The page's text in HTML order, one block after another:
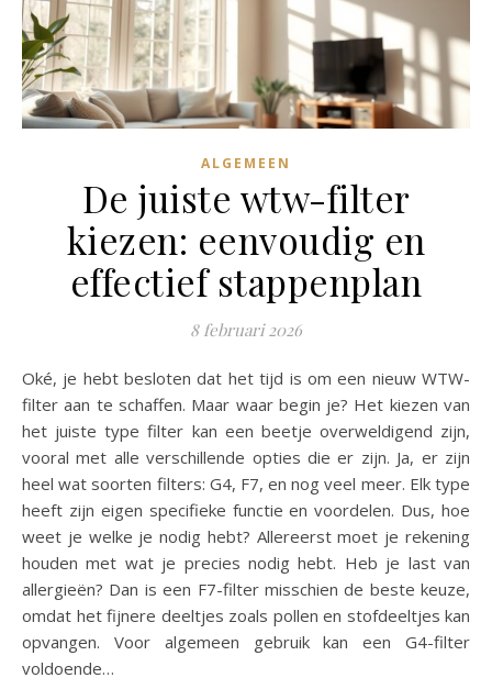
ALGEMEEN
De juiste wtw-filter
kiezen: eenvoudig en
effectief stappenplan
8 februari 2026
Oké, je hebt besloten dat het tijd is om een nieuw WTW-
filter aan te schaffen. Maar waar begin je? Het kiezen van
het juiste type filter kan een beetje overweldigend zijn,
vooral met alle verschillende opties die er zijn. Ja, er zijn
heel wat soorten filters: G4, F7, en nog veel meer. Elk type
heeft zijn eigen specifieke functie en voordelen. Dus, hoe
weet je welke je nodig hebt? Allereerst moet je rekening
houden met wat je precies nodig hebt. Heb je last van
allergieën? Dan is een F7-filter misschien de beste keuze,
omdat het fijnere deeltjes zoals pollen en stofdeeltjes kan
opvangen. Voor algemeen gebruik kan een G4-filter
voldoende…